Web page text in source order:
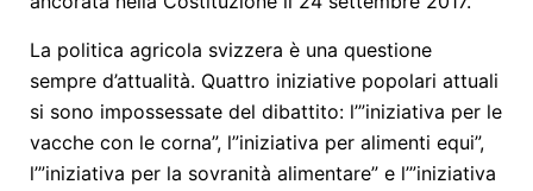
La politica agricola svizzera è una questione
sempre d’attualità. Quattro iniziative popolari attuali
si sono impossessate del dibattito: l’”iniziativa per le
vacche con le corna”, l”iniziativa per alimenti equi”,
l’”iniziativa per la sovranità alimentare” e l’”iniziativa